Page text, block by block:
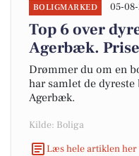
BOLIGMARKED 05-
Top 6 over
Agerbæk.
Drømmer du om en
har samlet de
Agerbæk.
Kilde: Boliga
Læs hele artiklen her